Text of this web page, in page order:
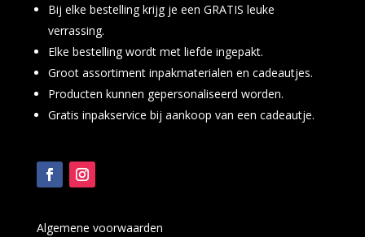
Bij elke bestelling krijg je een GRATIS leuke
verrassing.
Elke bestelling wordt met liefde ingepakt.
Groot assortiment inpakmaterialen en cadeautjes.
Producten kunnen gepersonaliseerd worden.
Gratis inpakservice bij aankoop van een cadeautje.
Algemene voorwaarden